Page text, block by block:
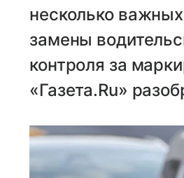
несколько
замены
контроля за
«Газета.Ru»